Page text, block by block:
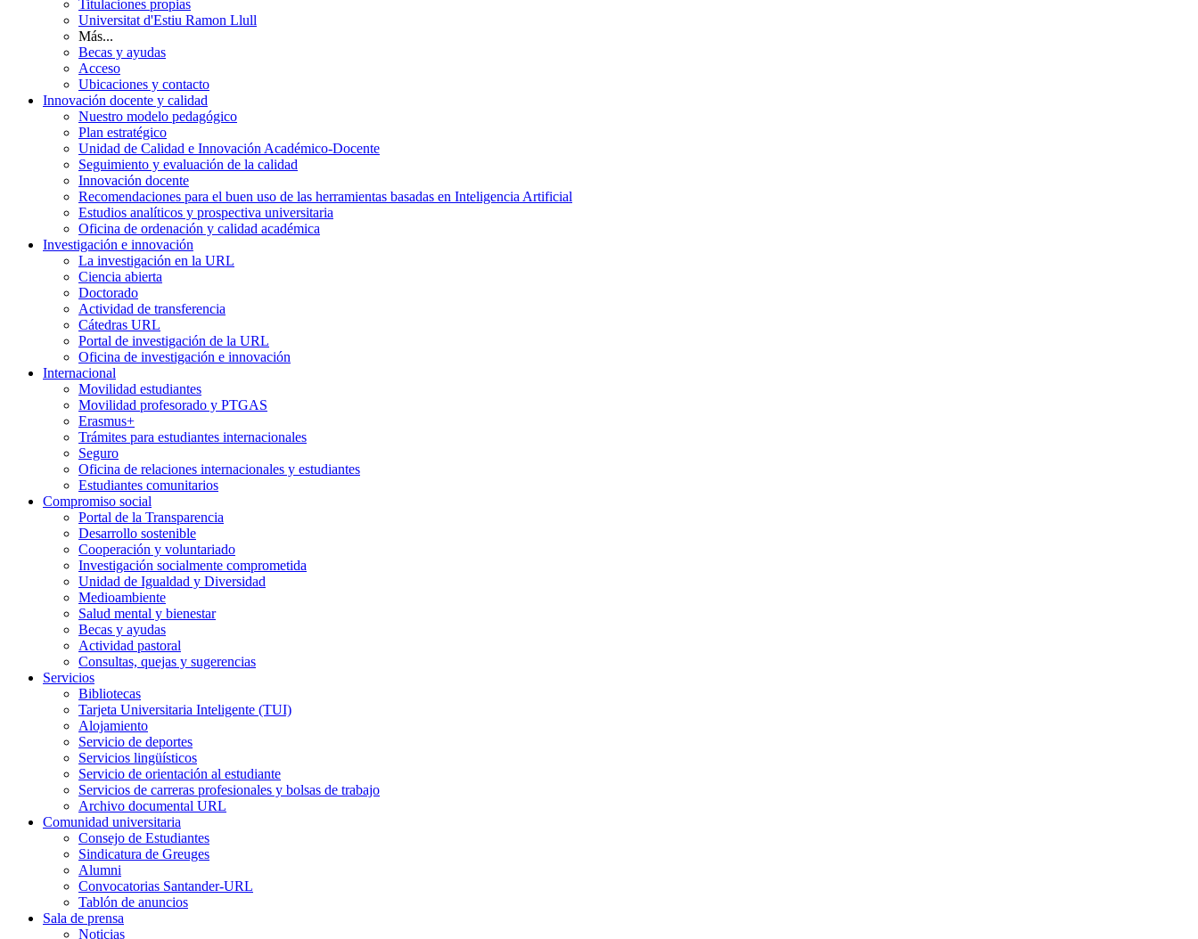
Titulaciones propias
Universitat d'Estiu Ramon Llull
Más...
Becas y ayudas
Acceso
Ubicaciones y contacto
Innovación docente y calidad
Nuestro modelo pedagógico
Plan estratégico
Unidad de Calidad e Innovación Académico-Docente
Seguimiento y evaluación de la calidad
Innovación docente
Recomendaciones para el buen uso de las herramientas basadas en Inteligencia Artificial
Estudios analíticos y prospectiva universitaria
Oficina de ordenación y calidad académica
Investigación e innovación
La investigación en la URL
Ciencia abierta
Doctorado
Actividad de transferencia
Cátedras URL
Portal de investigación de la URL
Oficina de investigación e innovación
Internacional
Movilidad estudiantes
Movilidad profesorado y PTGAS
Erasmus+
Trámites para estudiantes internacionales
Seguro
Oficina de relaciones internacionales y estudiantes
Estudiantes comunitarios
Compromiso social
Portal de la Transparencia
Desarrollo sostenible
Cooperación y voluntariado
Investigación socialmente comprometida
Unidad de Igualdad y Diversidad
Medioambiente
Salud mental y bienestar
Becas y ayudas
Actividad pastoral
Consultas, quejas y sugerencias
Servicios
Bibliotecas
Tarjeta Universitaria Inteligente (TUI)
Alojamiento
Servicio de deportes
Servicios lingüísticos
Servicio de orientación al estudiante
Servicios de carreras profesionales y bolsas de trabajo
Archivo documental URL
Comunidad universitaria
Consejo de Estudiantes
Sindicatura de Greuges
Alumni
Convocatorias Santander-URL
Tablón de anuncios
Sala de prensa
Noticias